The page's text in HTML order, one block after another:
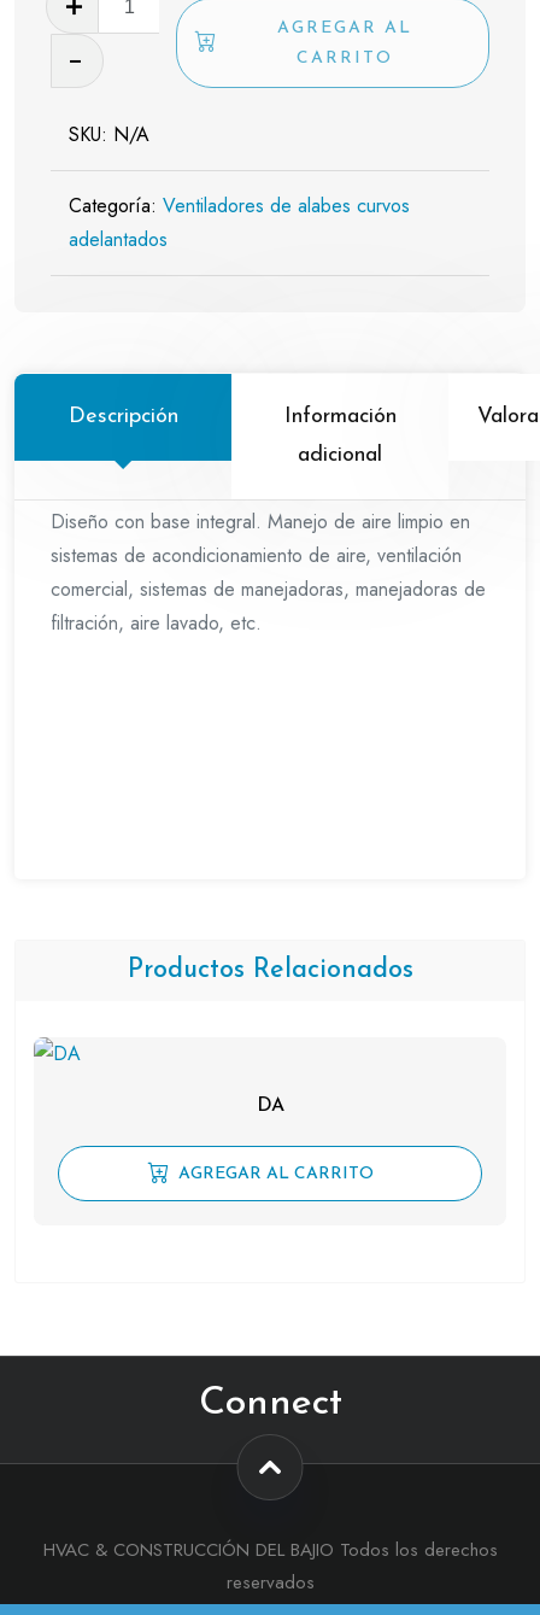
cantidad
AGREGAR AL
CARRITO
SKU: N/A
Categoría: Ventiladores de alabes curvos
adelantados
Descripción
Información
adicional
Diseño con base integral. Manejo de aire limpio en
sistemas de acondicionamiento de aire, ventilación
comercial, sistemas de manejadoras, manejadoras de
filtración, aire lavado, etc.
Productos Relacionados
DA
AGREGAR AL CARRITO
Connect
HVAC & CONSTRUCCIÓN DEL BAJIO Todos los derechos
reservados